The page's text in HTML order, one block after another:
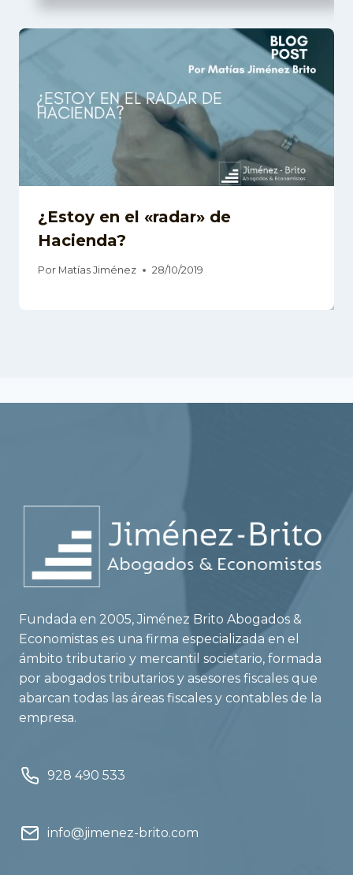
¿Estoy en el «radar» de
Hacienda?
Por Matías Jiménez 28/10/2019
Fundada en 2005, Jiménez Brito Abogados &
Economistas es una firma especializada en el
ámbito tributario y mercantil societario, formada
por abogados tributarios y asesores fiscales que
abarcan todas las áreas fiscales y contables de la
empresa.
928 490 533
info@jimenez-brito.com